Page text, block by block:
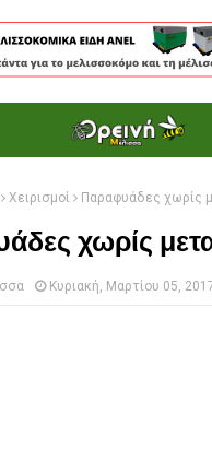
Χειρισμοί Παραφυάδες χωρίς
χωρίς
Κυριακή, Μαρτίου 05,